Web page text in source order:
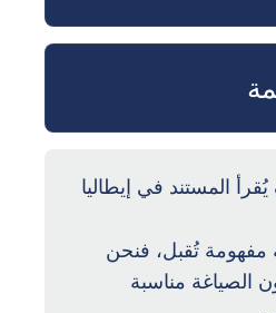
تُقبل، فنحن
الصياغة مناسبة